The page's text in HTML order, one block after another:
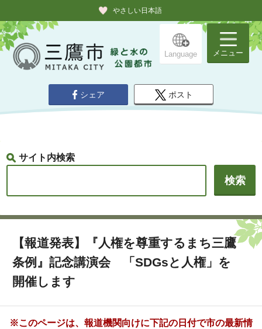
やさしい日本語
Language メニュー
シェア ポスト
サイト内検索
【報道発表】『人権を尊重するまち三鷹
条例』記念講演会 「SDGsと人権」を
開催します
※このページは、報道機関向けに下記の日付で市の最新情